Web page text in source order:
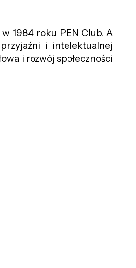
1984 roku PEN Club. A
i intelektualnej
i rozwój społeczności